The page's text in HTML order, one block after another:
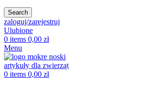
Search
zaloguj/zarejestruj
Ulubione
0 items 0,00 zł
Menu
0 items 0,00 zł